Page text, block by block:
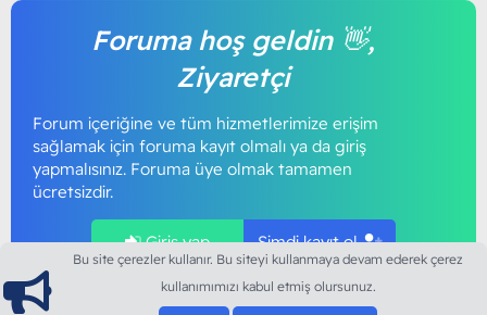
Foruma hoş geldin 👋,
Ziyaretçi
Forum içeriğine ve tüm hizmetlerimize erişim
sağlamak için foruma kayıt olmalı ya da giriş
yapmalısınız. Foruma üye olmak tamamen
ücretsizdir.
Giriş yap Şimdi kayıt ol
Bu site çerezler kullanır. Bu siteyi kullanmaya devam ederek çerez
kullanımımızı kabul etmiş olursunuz.